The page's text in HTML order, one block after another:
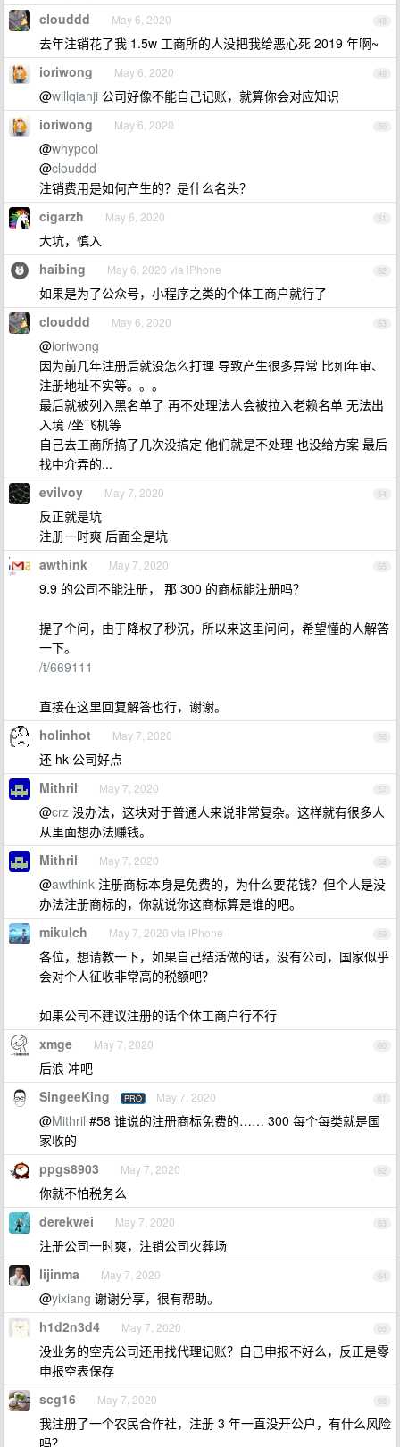
48
clouddd May 6, 2020
去年注销花了我 1.5w 工商所的人没把我给恶心死 2019 年啊~
49
ioriwong May 6, 2020
@willqianji 公司好像不能自己记账，就算你会对应知识
50
ioriwong May 6, 2020
@whypool
@clouddd
注销费用是如何产生的？是什么名头？
51
cigarzh May 6, 2020
大坑，慎入
52
haibing May 6, 2020 via iPhone
如果是为了公众号，小程序之类的个体工商户就行了
53
clouddd May 6, 2020
@ioriwong
因为前几年注册后就没怎么打理 导致产生很多异常 比如年审、
注册地址不实等。。。
最后就被列入黑名单了 再不处理法人会被拉入老赖名单 无法出
入境 /坐飞机等
自己去工商所搞了几次没搞定 他们就是不处理 也没给方案 最后
找中介弄的...
54
evilvoy May 7, 2020
反正就是坑
注册一时爽 后面全是坑
55
awthink May 7, 2020
9.9 的公司不能注册， 那 300 的商标能注册吗？
提了个问，由于降权了秒沉，所以来这里问问，希望懂的人解答
一下。
/t/669111
直接在这里回复解答也行，谢谢。
56
holinhot May 7, 2020
还 hk 公司好点
57
Mithril May 7, 2020
@crz 没办法，这块对于普通人来说非常复杂。这样就有很多人
从里面想办法赚钱。
58
Mithril May 7, 2020
@awthink 注册商标本身是免费的，为什么要花钱？但个人是没
办法注册商标的，你就说你这商标算是谁的吧。
59
mikulch May 7, 2020 via iPhone
各位，想请教一下，如果自己结活做的话，没有公司，国家似乎
会对个人征收非常高的税额吧？
如果公司不建议注册的话个体工商户行不行
60
xmge May 7, 2020
后浪 冲吧
61
SingeeKing PRO May 7, 2020
@Mithril #58 谁说的注册商标免费的…… 300 每个每类就是国
家收的
62
ppgs8903 May 7, 2020
你就不怕税务么
63
derekwei May 7, 2020
注册公司一时爽，注销公司火葬场
64
lijinma May 7, 2020
@yixiang 谢谢分享，很有帮助。
65
h1d2n3d4 May 7, 2020
没业务的空壳公司还用找代理记账？自己申报不好么，反正是零
申报空表保存
66
scg16 May 7, 2020
我注册了一个农民合作社，注册 3 年一直没开公户，有什么风险
吗？